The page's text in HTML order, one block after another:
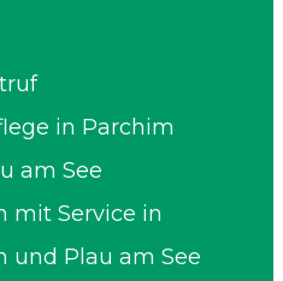
in Parchim
am See
mit Service in
und Plau am See